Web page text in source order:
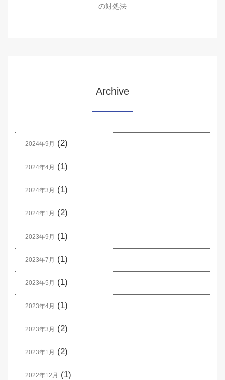
の対処法
Archive
2024年9月 (2)
2024年4月 (1)
2024年3月 (1)
2024年1月 (2)
2023年9月 (1)
2023年7月 (1)
2023年5月 (1)
2023年4月 (1)
2023年3月 (2)
2023年1月 (2)
2022年12月 (1)